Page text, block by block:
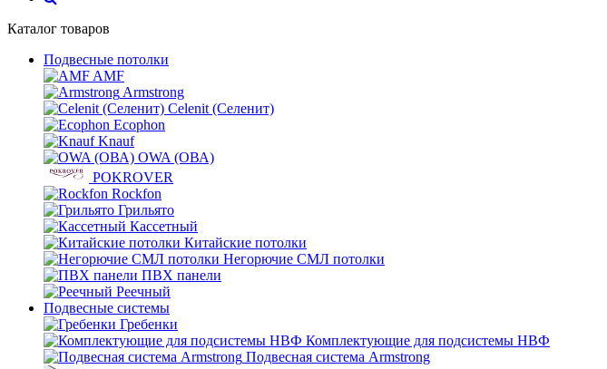
Каталог товаров
Подвесные потолки
AMF
Armstrong
Celenit (Селенит)
Ecophon
Knauf
OWA (ОВА)
POKROVER
Rockfon
Грильято
Кассетный
Китайские потолки
Негорючие СМЛ потолки
ПВХ панели
Реечный
Подвесные системы
Гребенки
Комплектующие для подсистемы НВФ
Подвесная система Armstrong